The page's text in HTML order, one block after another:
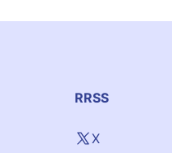
RRSS
X